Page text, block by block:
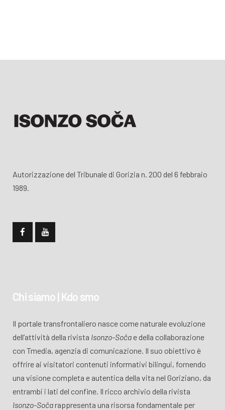
Autorizzazione del Tribunale di Gorizia n. 200 del 6 febbraio
1989.
Chi siamo | Kdo smo
Il portale transfrontaliero nasce come naturale evoluzione
dell’attività della rivista Isonzo-Sočae della collaborazione
con Tmedia, agenzia di comunicazione. Il suo obiettivo è
offrire ai visitatori contenuti informativi bilingui, fornendo
una visione completa e autentica della vita nel Goriziano, da
entrambi i lati del confine. Il ricco archivio della rivista
Isonzo-Sočarappresenta una risorsa fondamentale per